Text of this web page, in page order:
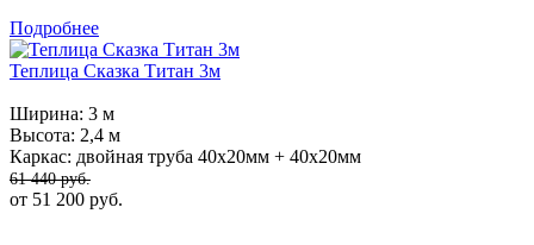
Подробнее
Теплица Сказка Титан 3м
Ширина: 3 м
Высота: 2,4 м
Каркас: двойная труба 40х20мм + 40х20мм
61 440 руб.
от 51 200 руб.